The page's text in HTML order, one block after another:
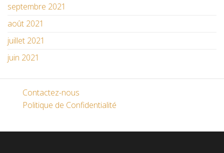
septembre 2021
août 2021
juillet 2021
juin 2021
Contactez-nous
Politique de Confidentialité